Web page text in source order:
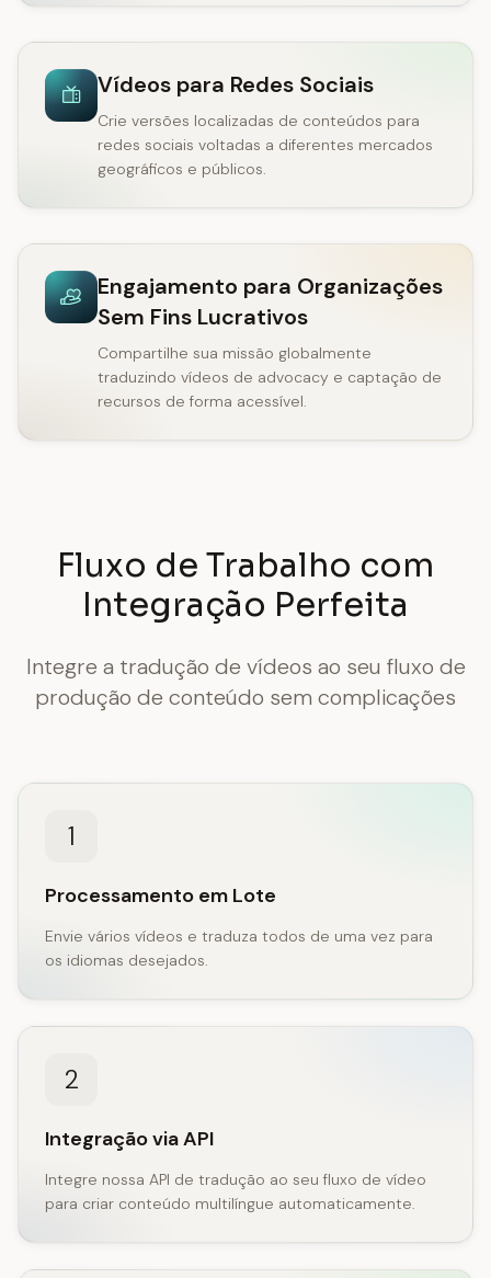
Vídeos para Redes Sociais
Crie versões localizadas de conteúdos para
redes sociais voltadas a diferentes mercados
geográficos e públicos.
Engajamento para Organizações
Sem Fins Lucrativos
Compartilhe sua missão globalmente
traduzindo vídeos de advocacy e captação de
recursos de forma acessível.
Fluxo de Trabalho com
Integração Perfeita
Integre a tradução de vídeos ao seu fluxo de
produção de conteúdo sem complicações
1
Processamento em Lote
Envie vários vídeos e traduza todos de uma vez para
os idiomas desejados.
2
Integração via API
Integre nossa API de tradução ao seu fluxo de vídeo
para criar conteúdo multilíngue automaticamente.